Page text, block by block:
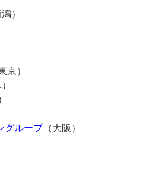
）
京）
グループ（大阪）